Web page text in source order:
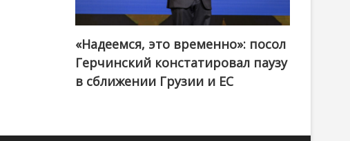
«Надеемся, это временно»: посол
Герчинский констатировал паузу
в сближении Грузии и ЕС